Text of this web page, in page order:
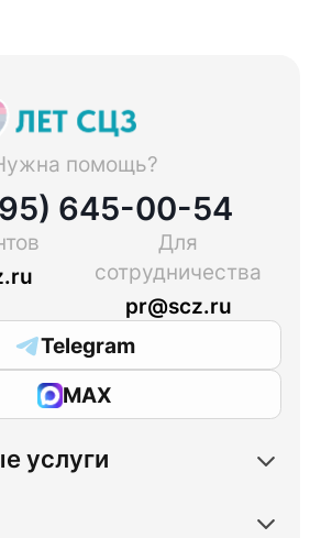
помощь?
645-00-54
Для
сотрудничества
pr@scz.ru
Telegram
MAX
услуги